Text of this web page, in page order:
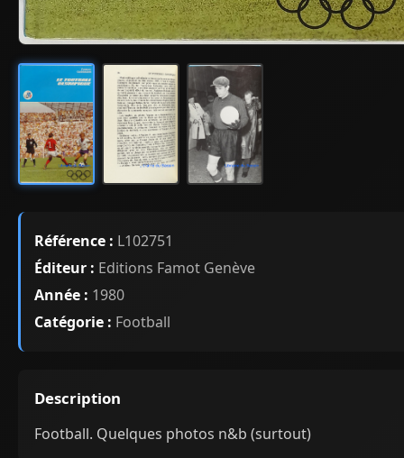
Référence : L102751
Éditeur : Editions Famot Genève
Année : 1980
Catégorie : Football
Description
Football. Quelques photos n&b (surtout)